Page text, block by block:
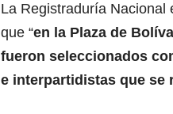
La Registraduría Nacional
que “en la Plaza de
fueron seleccionados
e interpartidistas que se